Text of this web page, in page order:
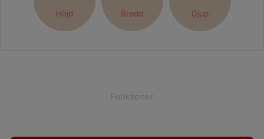
Höjd Bredd Djup
Funktioner